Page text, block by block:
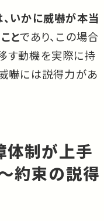
いかに威嚇が本当
とであり、この場合
す動機を実際に持
嚇には説得力があ
体制が上手
約束の説得